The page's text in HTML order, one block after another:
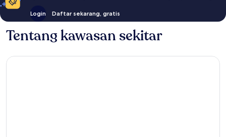
Login Daftar sekarang, gratis
Tentang kawasan sekitar